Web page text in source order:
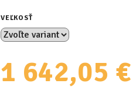
VEĽKOSŤ
1 642,05 €